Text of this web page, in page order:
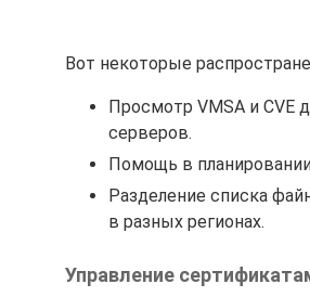
Вот некоторые
Просмотр VMSA и CVE
серверов.
Помощь в
Разделение списка
в разных регионах.
Управление